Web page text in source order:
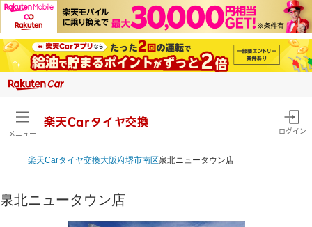
メニュー
楽天Carタイヤ交換
ログイン
楽天Carタイヤ交換大阪府堺市南区泉北ニュータウン店
泉北ニュータウン店